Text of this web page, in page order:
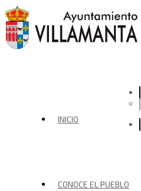
INICIO
CONOCE EL PUEBLO